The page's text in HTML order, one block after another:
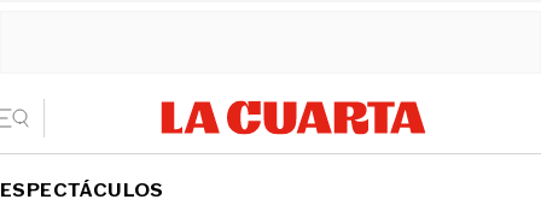
ESPECTÁCULOS